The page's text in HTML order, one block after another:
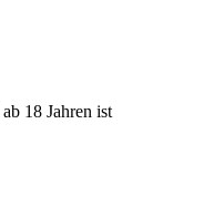
18 Jahren ist